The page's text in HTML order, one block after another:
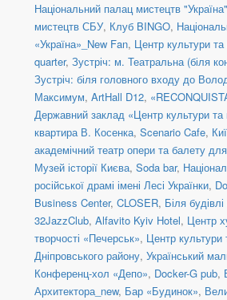
Національний палац мистецтв
мистецтв СБУ, Клуб BINGO,
«Україна»_New Fan, Центр культури
quarter, Зустріч: м. Театральна (біля
Зустріч: біля головного входу до
Максимум, ArtHall D12,
Державний заклад «Центр культури та
квартира В. Косенка, Scenario Cafe,
академічний театр опери та балету
Музей історії Києва, Soda bar,
російської драмі імені Лесі Українки,
Business Center, CLOSER, Біля
32JazzClub, Alfavito Kyiv Hotel, Центр
творчості «Печерськ», Центр культури
Дніпровського району, Український
Конференц-хол «Депо», Docker-G pub,
Архитектора_new, Бар «Будинок»,